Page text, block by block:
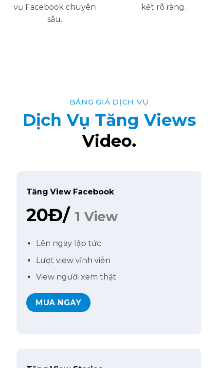
vụ Facebook chuyên
sâu.
kết rõ ràng.
BẢNG GIÁ DỊCH VỤ
Dịch Vụ Tăng Views
Video.
Tăng View Facebook
20Đ/ 1 View
Lên ngay lập tức
Lượt view vĩnh viễn
View người xem thật
MUA NGAY